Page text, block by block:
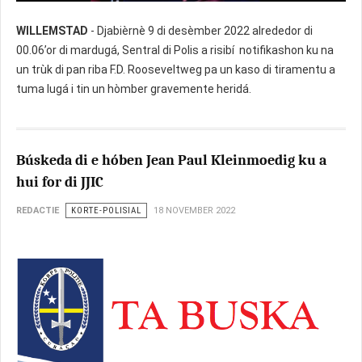
WILLEMSTAD - Djabièrnè 9 di desèmber 2022 alrededor di
00.06’or di mardugá, Sentral di Polis a risibí notifikashon ku na
un trùk di pan riba F.D. Rooseveltweg pa un kaso di tiramentu a
tuma lugá i tin un hòmber gravemente heridá.
Búskeda di e hóben Jean Paul Kleinmoedig ku a
hui for di JJIC
REDACTIE KORTE-POLISIAL 18 NOVEMBER 2022